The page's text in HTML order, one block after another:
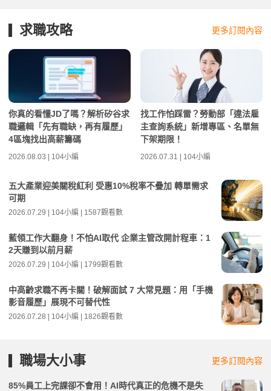
求職攻略 更多訂閱內容
你真的看懂JD了嗎？解析矽谷求
職邏輯「先有職缺，再有履歷」
4區塊找出高薪籌碼
2026.08.03 | 104小編
找工作怕踩雷？勞動部「違法雇
主查詢系統」新增專區、名單無
下架期限！
2026.07.31 | 104小編
五大產業迎美關稅紅利 受惠10%稅率不疊加 轉單需求
可期
2026.07.29 | 104小編 | 1587觀看數
藍領工作大翻身！不怕AI取代 企業主管改開計程車：1
2天賺到以前月薪
2026.07.29 | 104小編 | 1799觀看數
中高齡求職不再卡關！破解面試 7 大常見題：用「手機
影音履歷」展現不可替代性
2026.07.28 | 104小編 | 1826觀看數
職場大小事 更多訂閱內容
85%員工上完課卻不會用！AI時代真正的危機不是失